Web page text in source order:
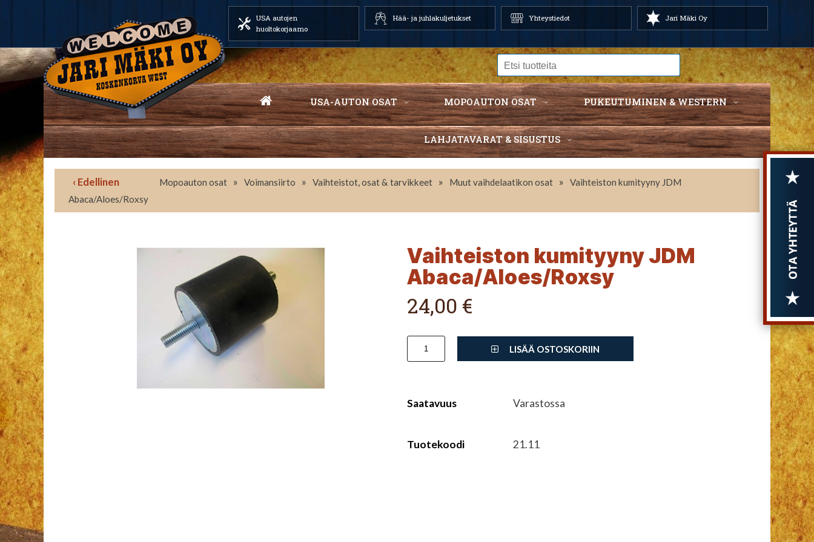
USA autojen
huoltokorjaamo
Hää- ja juhlakuljetukset Yhteystiedot Jari Mäki Oy
USA-AUTON OSAT MOPOAUTON OSAT PUKEUTUMINEN & WESTERN
LAHJATAVARAT & SISUSTUS
‹ Edellinen Mopoauton osat » Voimansiirto » Vaihteistot, osat & tarvikkeet » Muut vaihdelaatikon osat »
Vaihteiston kumityyny JDM
Abaca/Aloes/Roxsy
Vaihteiston kumityyny JDM
Abaca/Aloes/Roxsy
24,00 €
LISÄÄ OSTOSKORIIN
Saatavuus Varastossa
Tuotekoodi 21.11